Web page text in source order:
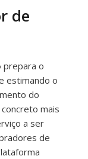
de
prepara o
estimando o
do
mais
a ser
de